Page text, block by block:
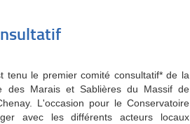
tenu le premier comité consultatif* de la
des Marais et Sablières du Massif de
L'occasion pour le Conservatoire
avec les différents acteurs locaux